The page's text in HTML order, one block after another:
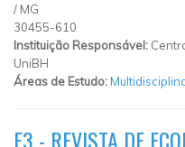
/ MG
30455-610
Instituição Responsável:
UniBH
Áreas de Estudo:
E3 - REVISTA DE